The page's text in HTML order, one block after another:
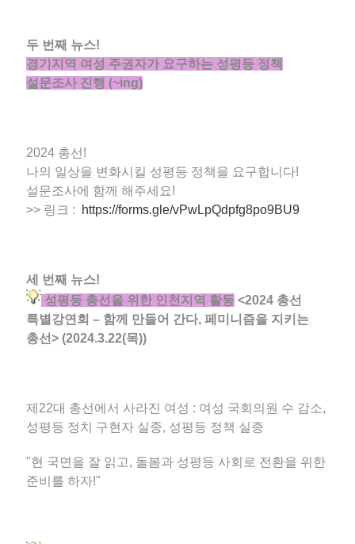
두 번째 뉴스!
경기지역 여성 주권자가 요구하는 성평등 정책
설문조사 진행 (~ing)
2024 총선!
나의 일상을 변화시킬 성평등 정책을 요구합니다!
설문조사에 함께 해주세요!
>> 링크 :
https://forms.gle/vPwLpQdpfg8po9BU9
세 번째 뉴스!
성평등 총선을 위한 인천지역 활동 <2024 총선
특별강연회 – 함께 만들어 간다, 페미니즘을 지키는
총선> (2024.3.22(목))
제22대 총선에서 사라진 여성 : 여성 국회의원 수 감소,
성평등 정치 구현자 실종, 성평등 정책 실종
"현 국면을 잘 읽고, 돌봄과 성평등 사회로 전환을 위한
준비를 하자!"